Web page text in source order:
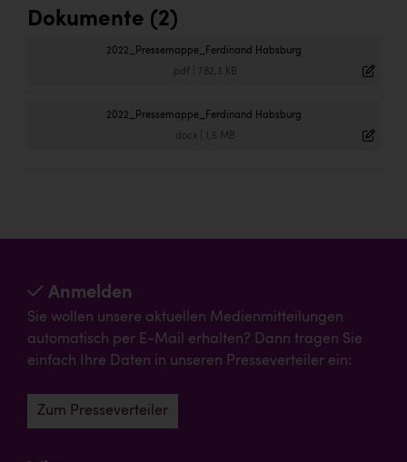
Dokumente (2)
2022_Pressemappe_Ferdinand Habsburg
.pdf 782,3 KB
2022_Pressemappe_Ferdinand Habsburg
.docx| 1,5 MB
Anmelden
Sie wollen unsere aktuellen Medienmitteilungen
automatisch per E-Mail erhalten? Dann tragen Sie
einfach Ihre Daten in unseren Presseverteiler ein:
Zum Presseverteiler